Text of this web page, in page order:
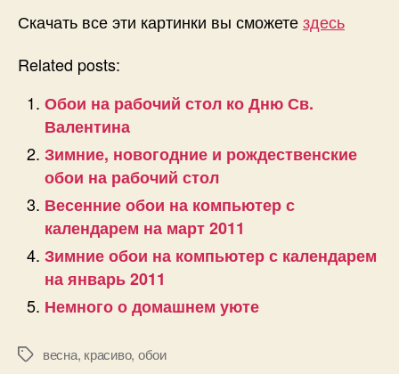
Скачать все эти картинки вы сможетездесь
Related posts:
Обои на рабочий стол ко Дню Св.
Валентина
Зимние, новогодние и рождественские
обои на рабочий стол
Весенние обои на компьютер с
календарем на март 2011
Зимние обои на компьютер с календарем
на январь 2011
Немного о домашнем уюте
Позначки
весна, красиво, обои